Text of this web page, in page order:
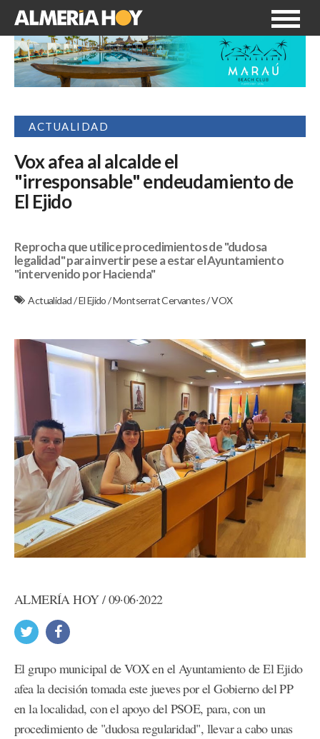
ACTUALIDAD
Vox afea al alcalde el
"irresponsable" endeudamiento de
El Ejido
Reprocha que utilice procedimientos de "dudosa
legalidad" para invertir pese a estar el Ayuntamiento
"intervenido por Hacienda"
Actualidad/El Ejido/Montserrat Cervantes/VOX
ALMERÍA HOY / 09·06·2022
El grupo municipal de VOX en el Ayuntamiento de El Ejido
afea la decisión tomada este jueves por el Gobierno del PP
en la localidad, con el apoyo del PSOE, para, con un
procedimiento de "dudosa regularidad", llevar a cabo unas